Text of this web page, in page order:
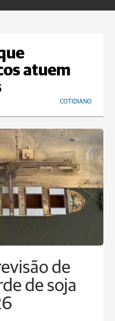
atuem
COTIDIANO
de
de soja